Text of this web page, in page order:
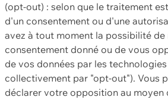
(opt-out) : selon que le traitement
d'un consentement ou d'une
avez à tout moment la possibilité de
consentement donné ou de vous
de vos données par les
collectivement par "opt-out"). Vous
déclarer votre opposition au moyen